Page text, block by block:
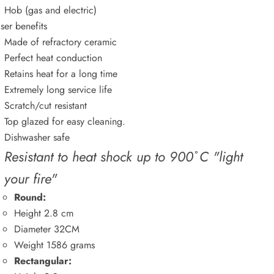
Hob (gas and electric)
benefits
Made of refractory ceramic
Perfect heat conduction
Retains heat for a long time
Extremely long service life
Scratch/cut resistant
Top glazed for easy cleaning.
Dishwasher safe
Resistant to heat shock up to 900 C "light
your fire"
Round:
Height 2.8 cm
Diameter 32CM
Weight 1586 grams
Rectangular: